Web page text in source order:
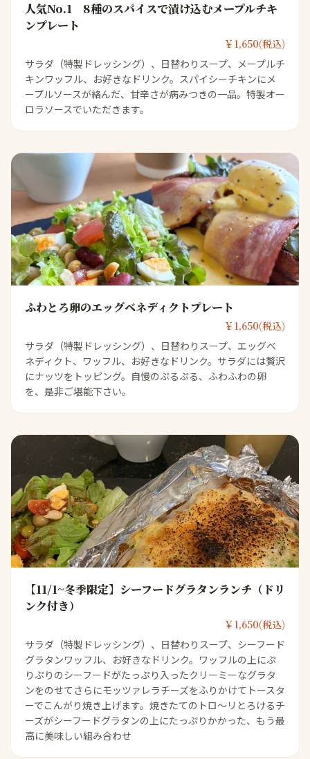
人気No.1 8種のスパイスで漬け込むメープルチキ
ンプレート
￥1,650(税込)
サラダ（特製ドレッシング）、日替わりスープ、メープルチ
キンワッフル、お好きなドリンク。スパイシーチキンにメ
ープルソースが絡んだ、甘辛さが病みつきの一品。特製オー
ロラソースでいただきます。
ふわとろ卵のエッグベネディクトプレート
￥1,650(税込)
サラダ（特製ドレッシング）、日替わりスープ、エッグベ
ネディクト、ワッフル、お好きなドリンク。サラダには贅沢
にナッツをトッピング。自慢のぷるぷる、ふわふわの卵
を、是非ご堪能下さい。
【11/1~冬季限定】シーフードグラタンランチ（ドリ
ンク付き）
￥1,650(税込)
サラダ（特製ドレッシング）、日替わりスープ、シーフード
グラタンワッフル、お好きなドリンク。ワッフルの上にぷ
りぷりのシーフードがたっぷり入ったクリーミーなグラタ
ンをのせてさらにモッツァレラチーズをふりかけてトースタ
ーでこんがり焼き上げます。焼きたてのトロ〜リとろけるチ
ーズがシーフードグラタンの上にたっぷりかかった、もう最
高に美味しい組み合わせ